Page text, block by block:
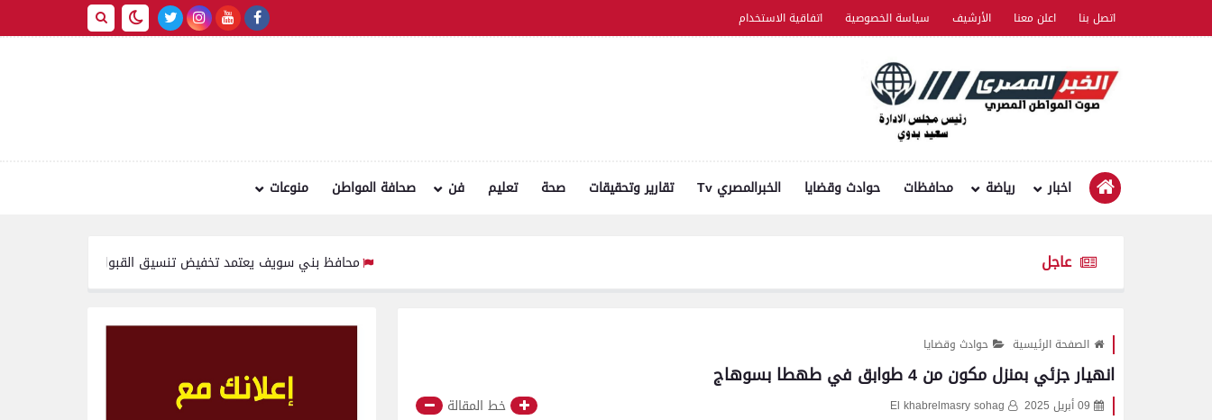
اتصل بنا اعلن معنا الأرشيف سياسة الخصوصية اتفاقية الاستخدام
اخبار رياضة محافظات حوادث وقضايا الخبرالمصري Tv تقارير وتحقيقات صحة تعليم فن صحافة المواطن منوعات
عاجل محافظ بني سويف يعتمد تخفيض تنسيق القبول بالثانوي العام من 236 إلى 231 درجة .. والخدمات من 210 درجة إلى 209
الصفحة الرئيسية حوادث وقضايا
انهيار جزئي بمنزل مكون من 4 طوابق في طهطا بسوهاج
09 أبريل 2025 El khabrelmasry sohag خط المقالة